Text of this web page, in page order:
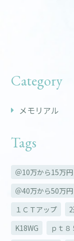
Category
メモリアル
Tags
＠10万から15万円
＠40万から50万円
１ＣＴアップ
K18WG
ｐｔ８